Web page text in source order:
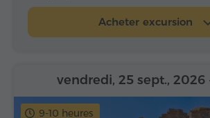
Acheter excursion
9-10 heures
vendredi, 25 sept., 2026